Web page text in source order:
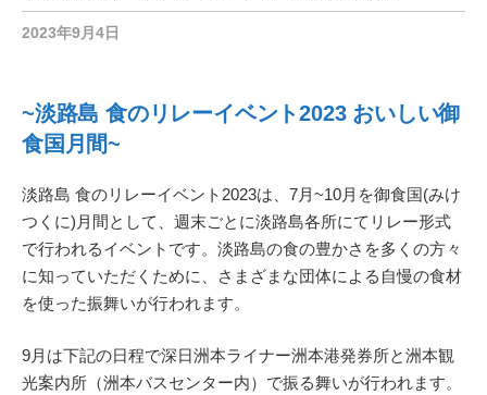
2023年9月4日
~淡路島 食のリレーイベント2023 おいしい御
食国月間~
淡路島 食のリレーイベント2023は、7月~10月を御食国(みけ
つくに)月間として、週末ごとに淡路島各所にてリレー形式
で行われるイベントです。淡路島の食の豊かさを多くの方々
に知っていただくために、さまざまな団体による自慢の食材
を使った振舞いが行われます。
9月は下記の日程で深日洲本ライナー洲本港発券所と洲本観
光案内所（洲本バスセンター内）で振る舞いが行われます。